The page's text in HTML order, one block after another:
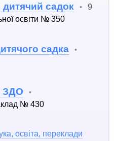
дитячий садок •
9
освіти № 350
садка •
ЗДО •
№ 430
освіта, переклади